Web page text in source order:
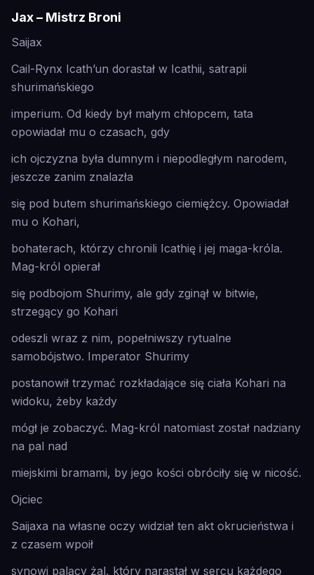
Jax – Mistrz Broni
Saijax
Cail-Rynx Icath’un dorastał w Icathii, satrapii
shurimańskiego
imperium. Od kiedy był małym chłopcem, tata
opowiadał mu o czasach, gdy
ich ojczyzna była dumnym i niepodległym narodem,
jeszcze zanim znalazła
się pod butem shurimańskiego ciemiężcy. Opowiadał
mu o Kohari,
bohaterach, którzy chronili Icathię i jej maga-króla.
Mag-król opierał
się podbojom Shurimy, ale gdy zginął w bitwie,
strzegący go Kohari
odeszli wraz z nim, popełniwszy rytualne
samobójstwo. Imperator Shurimy
postanowił trzymać rozkładające się ciała Kohari na
widoku, żeby każdy
mógł je zobaczyć. Mag-król natomiast został nadziany
na pal nad
miejskimi bramami, by jego kości obróciły się w nicość.
Ojciec
Saijaxa na własne oczy widział ten akt okrucieństwa i
z czasem wpoił
synowi palący żal, który narastał w sercu każdego